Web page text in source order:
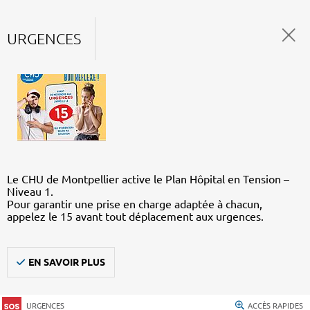
URGENCES
Le CHU de Montpellier active le Plan Hôpital en Tension –
Niveau 1.
Pour garantir une prise en charge adaptée à chacun,
appelez le 15 avant tout déplacement aux urgences.
EN SAVOIR PLUS
URGENCES ACCÈS RAPIDES